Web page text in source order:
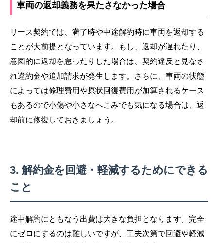
車両の返却義務を果たさなかった場合
リース契約では、満了時や中途解約時に車両を返却する
ことが大前提となっています。もし、返却が遅れたり、
意図的に返却を怠ったりした場合は、契約違反と見なさ
れ違約金や追加請求が発生します。さらに、車両の状態
によっては修理費用や原状回復費用が加算されるケース
もあるので小傷や小さなへこみでも気になる場合は、返
却前に修復しておきましょう。
解約金を回避・軽減するためにできる
こと
途中解約にともなう出費は大きな負担となります。完全
にゼロにするのは難しいですが、工夫次第で回避や軽減